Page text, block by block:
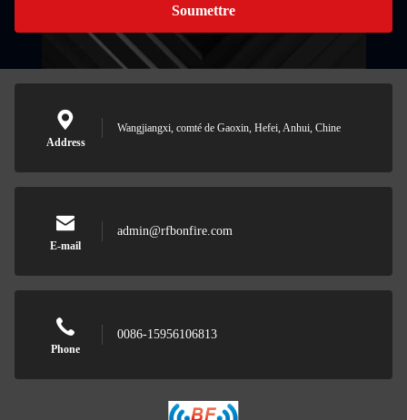
Soumettre
Address
Wangjiangxi, comté de Gaoxin, Hefei, Anhui, Chine
E-mail
admin@rfbonfire.com
Phone
0086-15956106813